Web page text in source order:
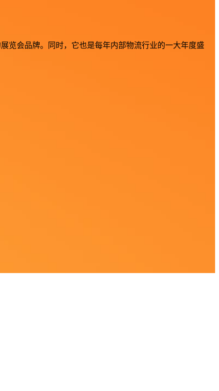
览会品牌。同时，它也是每年内部物流行业的一大年度盛